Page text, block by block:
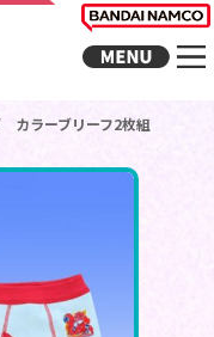
カラーブリーフ2枚組